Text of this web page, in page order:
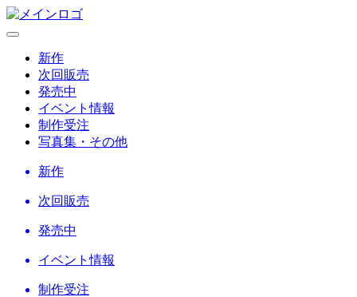
新作
次回販売
発売中
イベント情報
制作受注
写真集・その他
新作
次回販売
発売中
イベント情報
制作受注